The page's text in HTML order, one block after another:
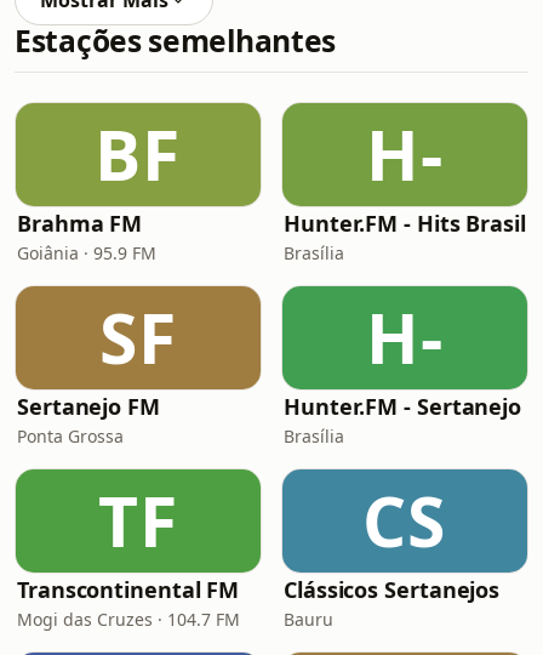
Estações semelhantes
BF
Brahma FM
Goiânia · 95.9 FM
H-
Hunter.FM - Hits Brasil
Brasília
SF
Sertanejo FM
Ponta Grossa
H-
Hunter.FM - Sertanejo
Brasília
TF
Transcontinental FM
Mogi das Cruzes · 104.7 FM
CS
Clássicos Sertanejos
Bauru